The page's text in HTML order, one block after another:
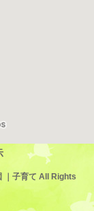
｜子育て All Rights